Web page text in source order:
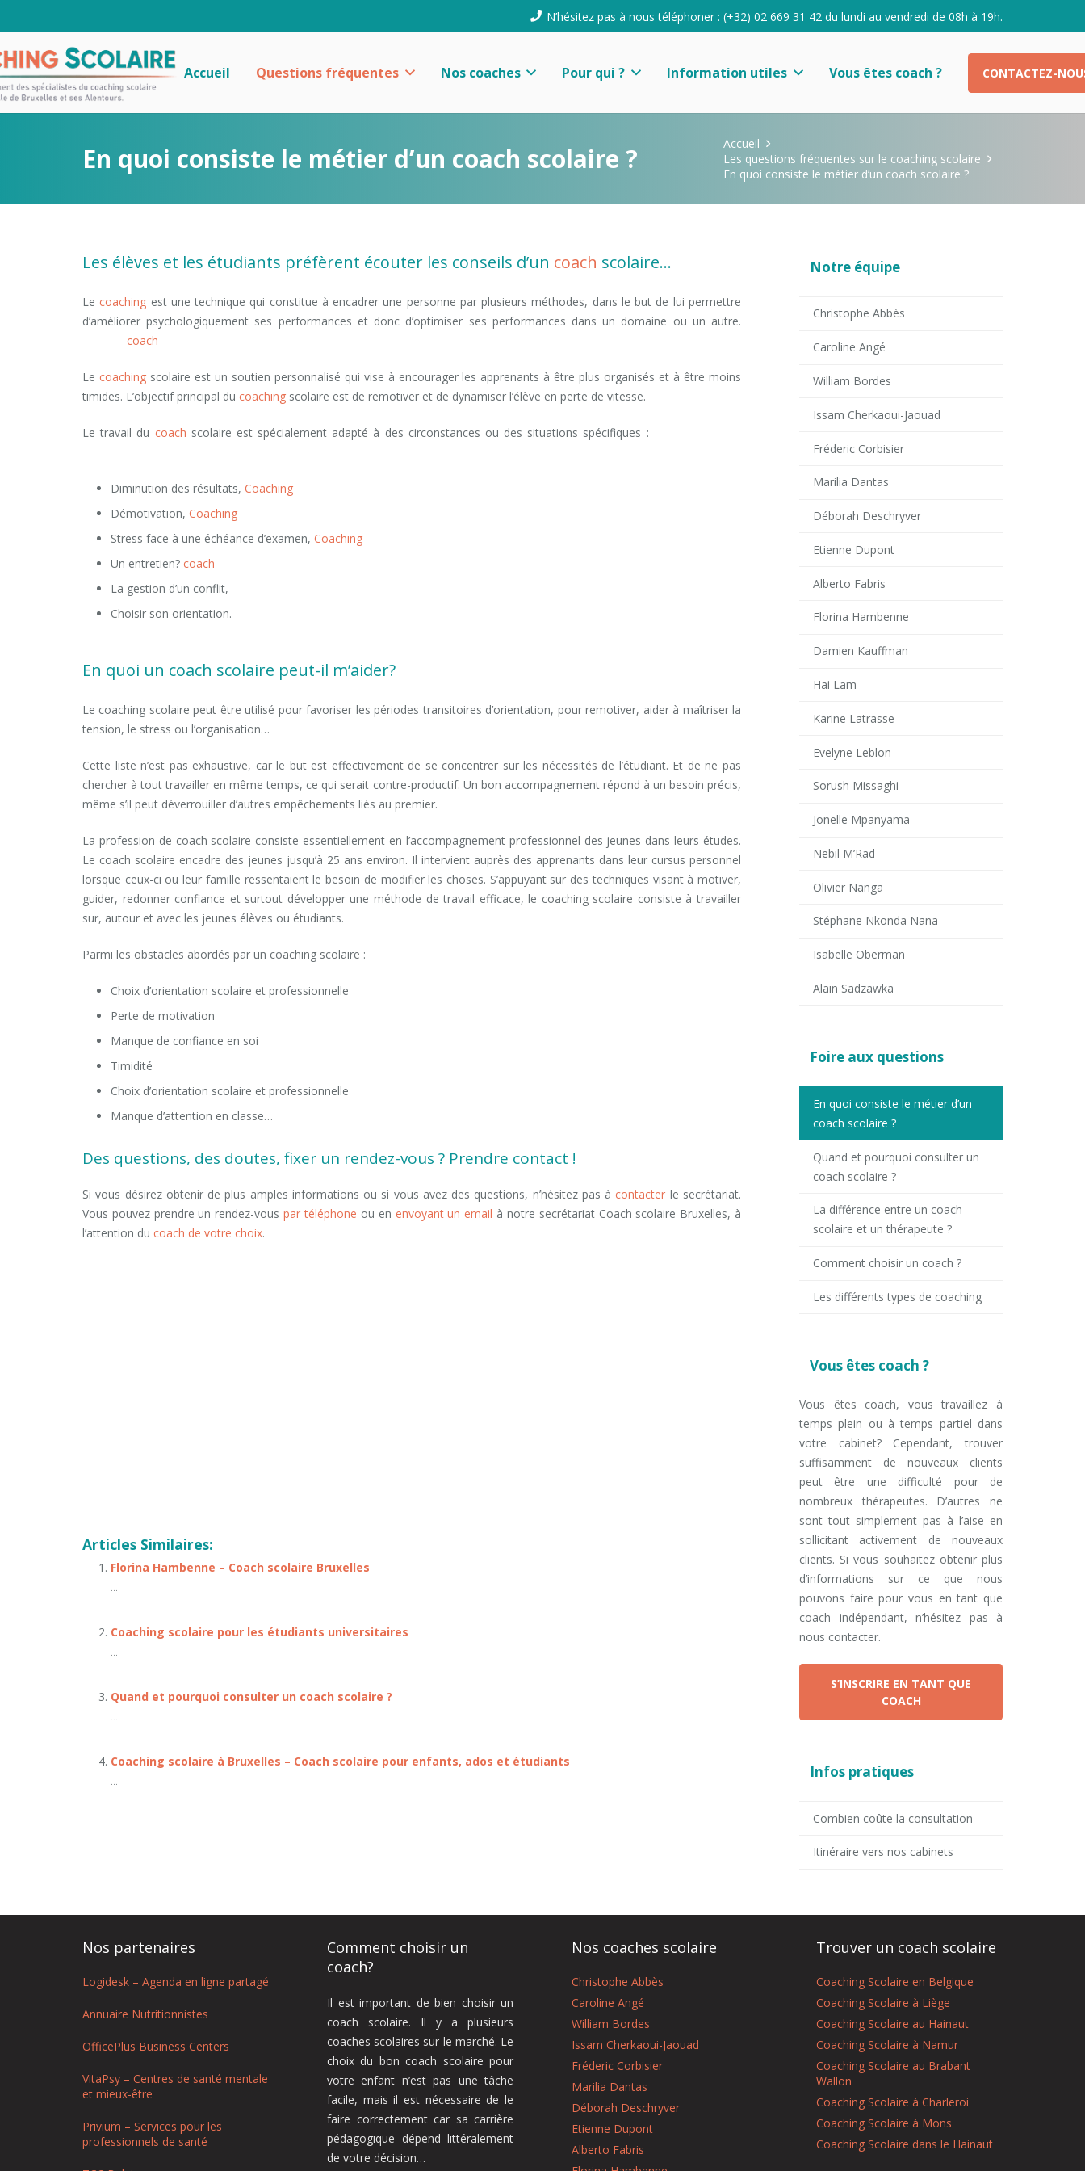
N’hésitez pas à nous téléphoner : (+32) 02 669 31 42 du lundi au vendredi de 08h à 19h.
Accueil Questions fréquentes Nos coaches Pour qui ? Information utiles Vous êtes coach ? CONTACTEZ-
En quoi consiste le métier d’un coach scolaire ?
Accueil
Les questions fréquentes sur le coaching scolaire
En quoi consiste le métier d’un coach scolaire ?
Les élèves et les étudiants préfèrent écouter les conseils d’un coach scolaire…
Le coaching est une technique qui constitue à encadrer une personne par plusieurs méthodes, dans le but de lui permettre
d’améliorer psychologiquement ses performances et donc d’optimiser ses performances dans un domaine ou un autre.
coach
Le coachingscolaire est un soutien personnalisé qui vise à encourager les apprenants à être plus organisés et à être moins
timides. L’objectif principal du coaching scolaire est de remotiver et de dynamiser l’élève en perte de vitesse.
Le travail du coach scolaire est spécialement adapté à des circonstances ou des situations spécifiques :
Diminution des résultats, Coaching
Démotivation, Coaching
Stress face à une échéance d’examen, Coaching
Un entretien? coach
La gestion d’un conflit,
Choisir son orientation.
En quoi un coach scolaire peut-il m’aider?
Le coaching scolaire peut être utilisé pour favoriser les périodes transitoires d’orientation, pour remotiver, aider à maîtriser la
tension, le stress ou l’organisation…
Cette liste n’est pas exhaustive, car le but est effectivement de se concentrer sur les nécessités de l’étudiant. Et de ne pas
chercher à tout travailler en même temps, ce qui serait contre-productif. Un bon accompagnement répond à un besoin précis,
même s’il peut déverrouiller d’autres empêchements liés au premier.
La profession de coach scolaire consiste essentiellement en l’accompagnement professionnel des jeunes dans leurs études.
Le coach scolaire encadre des jeunes jusqu’à 25 ans environ. Il intervient auprès des apprenants dans leur cursus personnel
lorsque ceux-ci ou leur famille ressentaient le besoin de modifier les choses. S’appuyant sur des techniques visant à motiver,
guider, redonner confiance et surtout développer une méthode de travail efficace, le coaching scolaire consiste à travailler
sur, autour et avec les jeunes élèves ou étudiants.
Parmi les obstacles abordés par un coaching scolaire :
Choix d’orientation scolaire et professionnelle
Perte de motivation
Manque de confiance en soi
Timidité
Choix d’orientation scolaire et professionnelle
Manque d’attention en classe…
Des questions, des doutes, fixer un rendez-vous ? Prendre contact !
Si vous désirez obtenir de plus amples informations ou si vous avez des questions, n’hésitez pas à contacter le secrétariat.
Vous pouvez prendre un rendez-vouspar téléphone ou en envoyant un email à notre secrétariat Coach scolaire Bruxelles, à
l’attention du coach de votre choix.
Articles Similaires:
Florina Hambenne – Coach scolaire Bruxelles
...
Coaching scolaire pour les étudiants universitaires
...
Quand et pourquoi consulter un coach scolaire ?
...
Coaching scolaire à Bruxelles – Coach scolaire pour enfants, ados et étudiants
...
Notre équipe
Christophe Abbès
Caroline Angé
William Bordes
Issam Cherkaoui-Jaouad
Fréderic Corbisier
Marilia Dantas
Déborah Deschryver
Etienne Dupont
Alberto Fabris
Florina Hambenne
Damien Kauffman
Hai Lam
Karine Latrasse
Evelyne Leblon
Sorush Missaghi
Jonelle Mpanyama
Nebil M’Rad
Olivier Nanga
Stéphane Nkonda Nana
Isabelle Oberman
Alain Sadzawka
Foire aux questions
En quoi consiste le métier d’un
coach scolaire ?
Quand et pourquoi consulter un
coach scolaire ?
La différence entre un coach
scolaire et un thérapeute ?
Comment choisir un coach ?
Les différents types de coaching
Vous êtes coach ?
Vous êtes coach, vous travaillez à
temps plein ou à temps partiel dans
votre cabinet? Cependant, trouver
suffisamment de nouveaux clients
peut être une difficulté pour de
nombreux thérapeutes. D’autres ne
sont tout simplement pas à l’aise en
sollicitant activement de nouveaux
clients. Si vous souhaitez obtenir plus
d’informations sur ce que nous
pouvons faire pour vous en tant que
coach indépendant, n’hésitez pas à
nous contacter.
S’INSCRIRE EN TANT QUE
COACH
Infos pratiques
Combien coûte la consultation
Itinéraire vers nos cabinets
Nos partenaires
Logidesk – Agenda en ligne partagé
Annuaire Nutritionnistes
OfficePlus Business Centers
VitaPsy – Centres de santé mentale
et mieux-être
Privium – Services pour les
professionnels de santé
Comment choisir un
coach?
Il est important de bien choisir un
coach scolaire. Il y a plusieurs
coaches scolaires sur le marché. Le
choix du bon coach scolaire pour
votre enfant n’est pas une tâche
facile, mais il est nécessaire de le
faire correctement car sa carrière
pédagogique dépend littéralement
de votre décision…
Nos coaches scolaire
Christophe Abbès
Caroline Angé
William Bordes
Issam Cherkaoui-Jaouad
Fréderic Corbisier
Marilia Dantas
Déborah Deschryver
Etienne Dupont
Alberto Fabris
Trouver un coach scolaire
Coaching Scolaire en Belgique
Coaching Scolaire à Liège
Coaching Scolaire au Hainaut
Coaching Scolaire à Namur
Coaching Scolaire au Brabant
Wallon
Coaching Scolaire à Charleroi
Coaching Scolaire à Mons
Coaching Scolaire dans le Hainaut